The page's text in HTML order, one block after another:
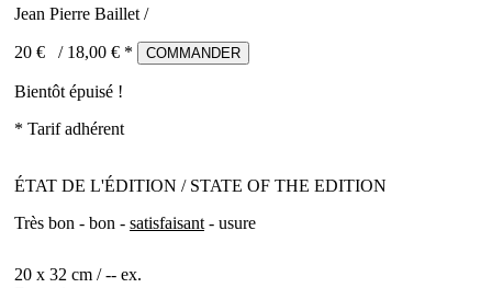
Jean Pierre Baillet /
20 € / 18,00 € * COMMANDER
Bientôt épuisé !
* Tarif adhérent
ÉTAT DE L'ÉDITION / STATE OF THE EDITION
Très bon - bon - satisfaisant - usure
20 x 32 cm / -- ex.